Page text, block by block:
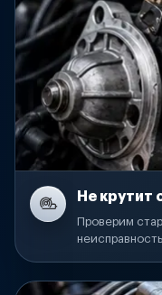
Не крутит
Проверим